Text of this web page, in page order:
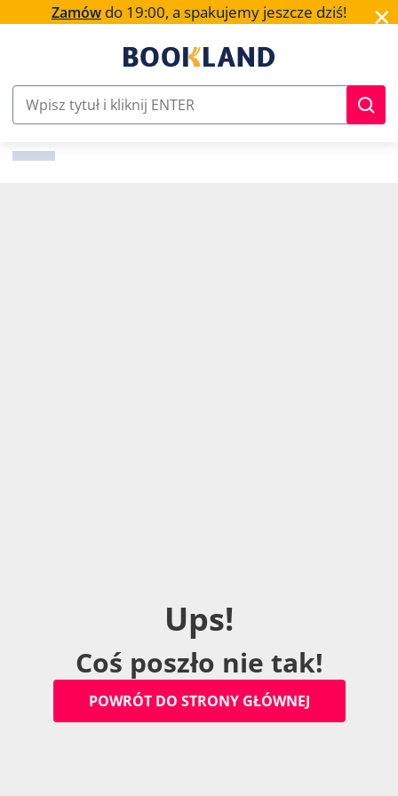
Zamów do 19:00, a spakujemy jeszcze dziś! ✕
Ups!
Coś poszło nie tak!
POWRÓT DO STRONY GŁÓWNEJ